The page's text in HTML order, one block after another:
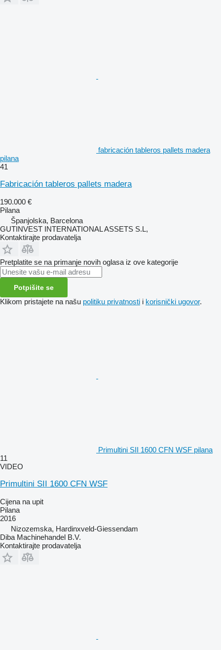
fabricación tableros pallets madera
pilana
41
Fabricación tableros pallets madera
190.000 €
Pilana
Španjolska, Barcelona
GUTINVEST INTERNATIONAL ASSETS S.L,
Kontaktirajte prodavatelja
Pretplatite se na primanje novih oglasa iz ove kategorije
Potpišite se
Klikom pristajete na našu politiku privatnosti i korisnički ugovor.
Primultini SII 1600 CFN WSF pilana
11
VIDEO
Primultini SII 1600 CFN WSF
Cijena na upit
Pilana
2016
Nizozemska, Hardinxveld-Giessendam
Diba Machinehandel B.V.
Kontaktirajte prodavatelja